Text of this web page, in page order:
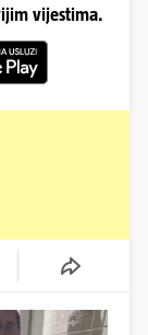
vijestima.